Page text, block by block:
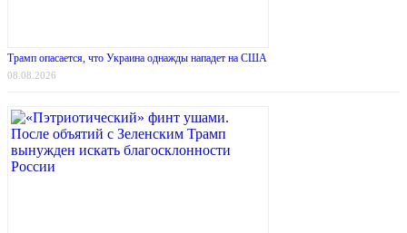
Трамп опасается, что Украина однажды нападет на США
08.08.2026